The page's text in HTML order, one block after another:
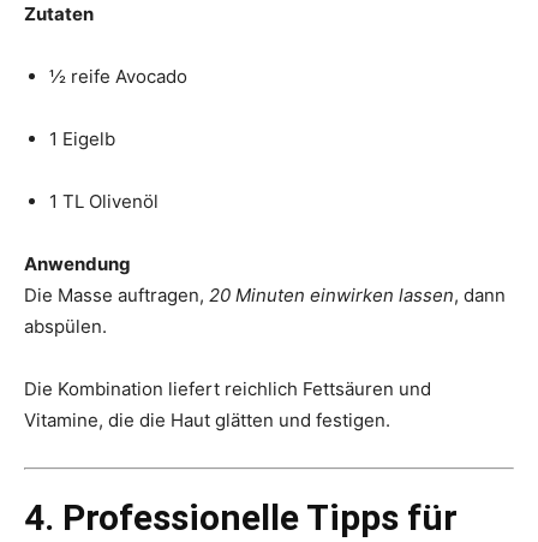
Zutaten
½ reife Avocado
1 Eigelb
1 TL Olivenöl
Anwendung
Die Masse auftragen, 20 Minuten einwirken lassen, dann
abspülen.
Die Kombination liefert reichlich Fettsäuren und
Vitamine, die die Haut glätten und festigen.
4. Professionelle Tipps für